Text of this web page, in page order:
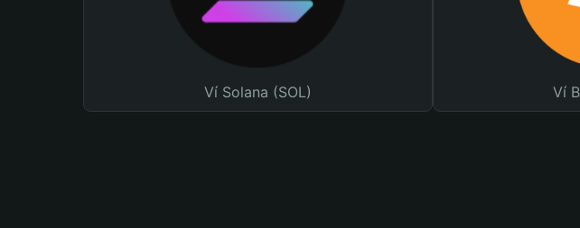
Ví Solana (SOL) Ví